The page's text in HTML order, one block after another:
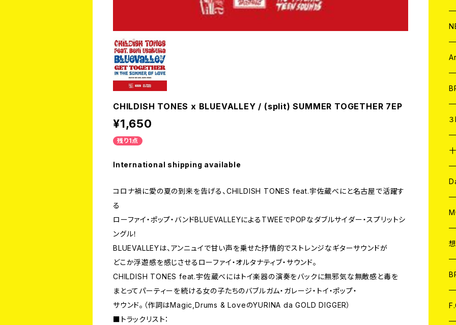
CHILDISH TONES x BLUEVALLEY / (split) SUMMER TOGETHER 7EP
¥1,650
残り1点
International shipping available
コロナ禍に愛の夏の到来を告げる、CHILDISH TONES feat.宇佐蔵べにと名古屋で活躍す
る
ローファイ・ポップ・バンドBLUEVALLEYによるTWEEでPOPなダブルサイダー・スプリットシ
ングル！
BLUEVALLEYは、アンニュイで甘い声を乗せた抒情的でストレンジなギターサウンドが
どこか浮遊感を感じさせるローファイ・オルタナティブ・サウンド。
CHILDISH TONES feat.宇佐蔵べにはトイ楽器の演奏をバックに無邪気な無敵感と毒を
まとってパーティーを続ける女の子たちのバブルガム・ガレージ・トイ・ポップ・
サウンド。（作詞はMagic,Drums & LoveのYURINA da GOLD DIGGER）
■トラックリスト：